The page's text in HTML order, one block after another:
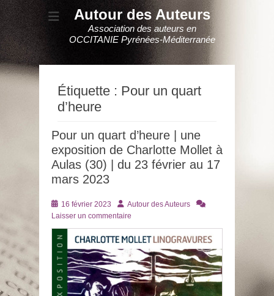
Autour des Auteurs
Association des auteurs en
OCCITANIE Pyrénées-Méditerranée
Étiquette : Pour un quart
d’heure
Pour un quart d’heure | une
exposition de Charlotte Mollet à
Aulas (30) | du 23 février au 17
mars 2023
Posté
le
16 février 2023 AuteurAutour des Auteurs
Laisser un commentaire